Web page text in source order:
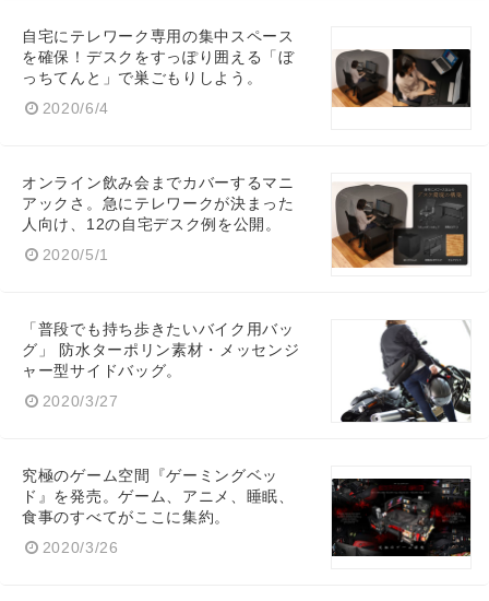
自宅にテレワーク専用の集中スペース
を確保！デスクをすっぽり囲える「ぼ
っちてんと」で巣ごもりしよう。
2020/6/4
オンライン飲み会までカバーするマニ
アックさ。急にテレワークが決まった
人向け、12の自宅デスク例を公開。
2020/5/1
「普段でも持ち歩きたいバイク用バッ
グ」 防水ターポリン素材・メッセンジ
ャー型サイドバッグ。
2020/3/27
究極のゲーム空間『ゲーミングベッ
ド』を発売。ゲーム、アニメ、睡眠、
食事のすべてがここに集約。
2020/3/26